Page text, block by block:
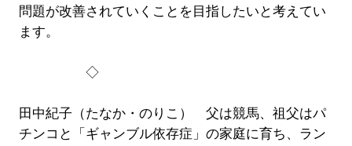
問題が改善されていくことを目指したいと考えてい
ます。
◇
田中紀子（たなか・のりこ） 父は競馬、祖父はパ
チンコと「ギャンブル依存症」の家庭に育ち、ラン